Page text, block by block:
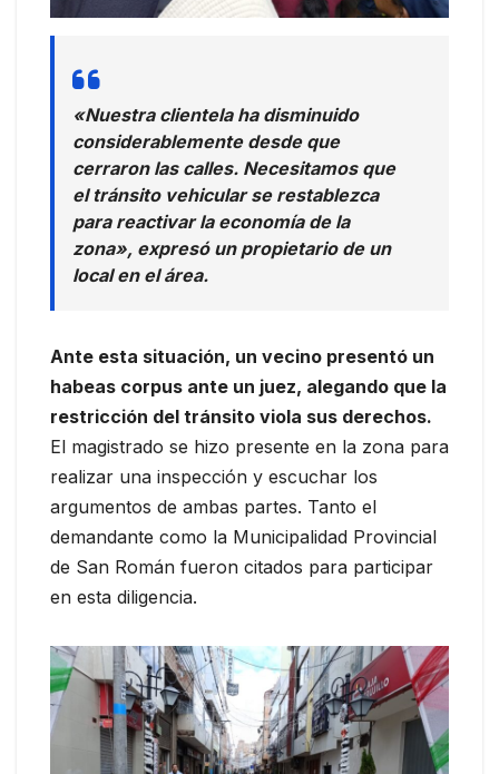
«Nuestra clientela ha disminuido
considerablemente desde que
cerraron las calles. Necesitamos que
el tránsito vehicular se restablezca
para reactivar la economía de la
zona», expresó un propietario de un
local en el área.
Ante esta situación, un vecino presentó un
habeas corpus ante un juez, alegando que la
restricción del tránsito viola sus derechos.
El magistrado se hizo presente en la zona para
realizar una inspección y escuchar los
argumentos de ambas partes. Tanto el
demandante como la Municipalidad Provincial
de San Román fueron citados para participar
en esta diligencia.